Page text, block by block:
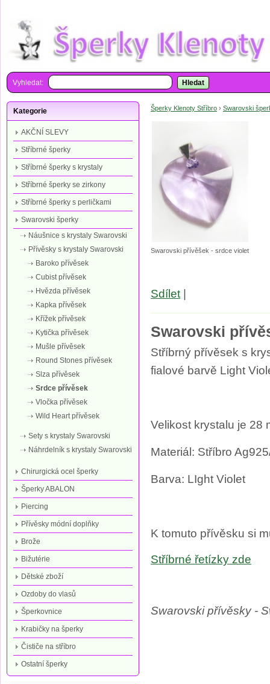
Vyhledat: Hledat
Šperky Klenoty Stříbro › Swarovski
Swarovski přívěšek - srdce violet
Sdílet
Swarovski
Stříbrný přívěsek s
fialové barvě Light
Velikost krystalu je 28
Materiál: Stříbro
Barva: LIght Violet
K tomuto přívěsku si
Stříbrné řetízky zde
Swarovski přívěsky -
Kategorie
AKČNÍ SLEVY
Stříbrné šperky
Stříbrné šperky s krystaly
Stříbrné šperky se zirkony
Stříbrné šperky s perličkami
Swarovski šperky
Náušnice s krystaly Swarovski
Přívěsky s krystaly Swarovski
Baroko přívěsek
Cubist přívěsek
Hvězda přívěsek
Kapka přívěsek
Křížek přívěsek
Kytička přívěsek
Mušle přívěsek
Round Stones přívěsek
Slza přívěsek
Srdce přívěsek
Vločka přívěsek
Wild Heart přívěsek
Sety s krystaly Swarovski
Náhrdelník s krystaly Swarovski
Chirurgická ocel šperky
Šperky ABALON
Piercing
Přívěsky módní doplňky
Brože
Bižutérie
Dětské zboží
Ozdoby do vlasů
Šperkovnice
Krabičky na šperky
Čističe na stříbro
Ostatní šperky